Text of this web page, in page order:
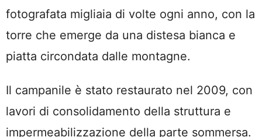
fotografata migliaia di volte ogni anno, con la
torre che emerge da una distesa bianca e
piatta circondata dalle montagne.
Il campanile è stato restaurato nel 2009, con
lavori di consolidamento della struttura e
impermeabilizzazione della parte sommersa.